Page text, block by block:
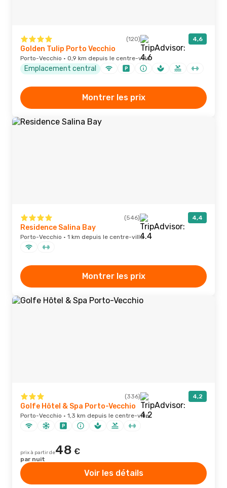
(120) 4,6
Golden Tulip Porto Vecchio
Porto-Vecchio · 0,9 km depuis le centre-ville
Emplacement central
Montrer les prix
(546) 4,4
Residence Salina Bay
Porto-Vecchio · 1 km depuis le centre-ville
Montrer les prix
(336) 4,2
Golfe Hôtel & Spa Porto-Vecchio
Porto-Vecchio · 1,3 km depuis le centre-ville
prix à partir de48 €
par nuit
Voir les détails